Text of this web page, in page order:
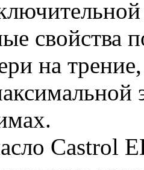
свойства
на
Castrol